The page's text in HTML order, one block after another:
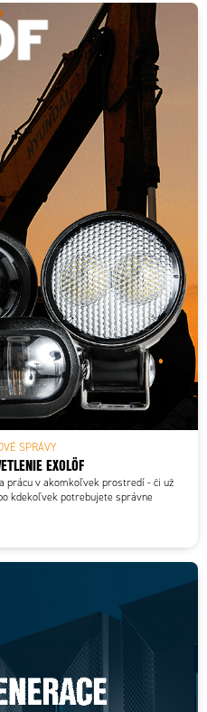
SPRÁVY
EXOLÖF
prácu v akomkoľvek prostredí - či už
kdekoľvek potrebujete správne